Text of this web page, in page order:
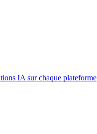
IA sur chaque plateforme